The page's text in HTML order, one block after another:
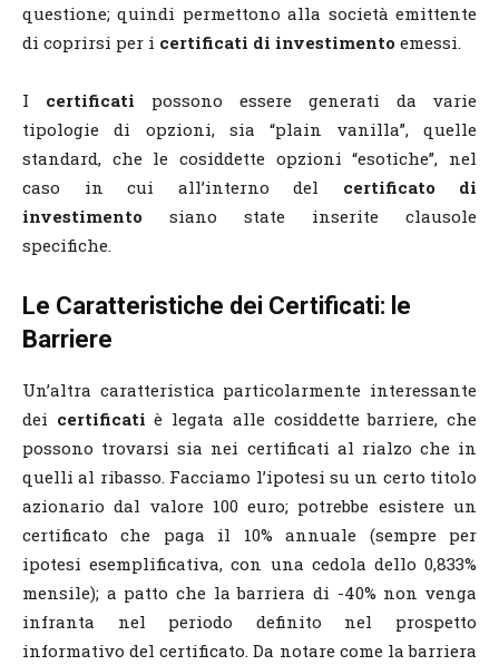
questione; quindi permettono alla società emittente
di coprirsi per i certificati di investimento emessi.
I certificati possono essere generati da varie
tipologie di opzioni, sia “plain vanilla”, quelle
standard, che le cosiddette opzioni “esotiche”, nel
caso in cui all’interno del certificato di
investimento siano state inserite clausole
specifiche.
Le Caratteristiche dei Certificati: le
Barriere
Un’altra caratteristica particolarmente interessante
dei certificati è legata alle cosiddette barriere, che
possono trovarsi sia nei certificati al rialzo che in
quelli al ribasso. Facciamo l’ipotesi su un certo titolo
azionario dal valore 100 euro; potrebbe esistere un
certificato che paga il 10% annuale (sempre per
ipotesi esemplificativa, con una cedola dello 0,833%
mensile); a patto che la barriera di -40% non venga
infranta nel periodo definito nel prospetto
informativo del certificato. Da notare come la barriera